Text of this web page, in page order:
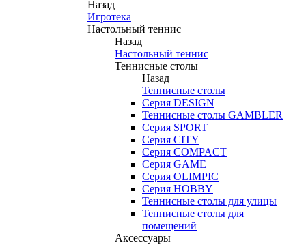
Назад
Игротека
Настольный теннис
Назад
Настольный теннис
Теннисные столы
Назад
Теннисные столы
Серия DESIGN
Теннисные столы GAMBLER
Серия SPORT
Серия CITY
Серия COMPACT
Серия GAME
Серия OLIMPIC
Серия HOBBY
Теннисные столы для улицы
Теннисные столы для
помещений
Аксессуары